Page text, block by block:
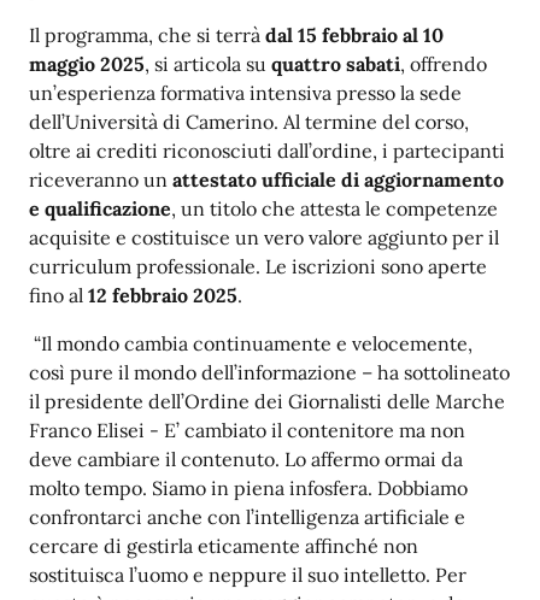
Il programma, che si terrà dal 15 febbraio al 10
maggio 2025, si articola su quattro sabati, offrendo
un’esperienza formativa intensiva presso la sede
dell’Università di Camerino. Al termine del corso,
oltre ai crediti riconosciuti dall’ordine, i partecipanti
riceveranno un attestato ufficiale di aggiornamento
e qualificazione, un titolo che attesta le competenze
acquisite e costituisce un vero valore aggiunto per il
curriculum professionale. Le iscrizioni sono aperte
fino al 12 febbraio 2025.
“Il mondo cambia continuamente e velocemente,
così pure il mondo dell’informazione – ha sottolineato
il presidente dell’Ordine dei Giornalisti delle Marche
Franco Elisei - E’ cambiato il contenitore ma non
deve cambiare il contenuto. Lo affermo ormai da
molto tempo. Siamo in piena infosfera. Dobbiamo
confrontarci anche con l’intelligenza artificiale e
cercare di gestirla eticamente affinché non
sostituisca l’uomo e neppure il suo intelletto. Per